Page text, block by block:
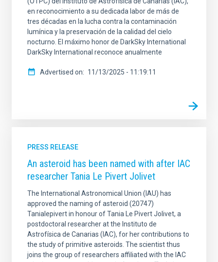
en reconocimiento a su dedicada labor de más de
tres décadas en la lucha contra la contaminación
lumínica y la preservación de la calidad del cielo
nocturno. El máximo honor de DarkSky International
DarkSky International reconoce anualmente
Advertised on 11/13/2025 - 11:19:11
PRESS RELEASE
An asteroid has been named with after IAC
researcher Tania Le Pivert Jolivet
The International Astronomical Union (IAU) has
approved the naming of asteroid (20747)
Tanialepivert in honour of Tania Le Pivert Jolivet, a
postdoctoral researcher at the Instituto de
Astrofísica de Canarias (IAC), for her contributions to
the study of primitive asteroids. The scientist thus
joins the group of researchers affiliated with the IAC